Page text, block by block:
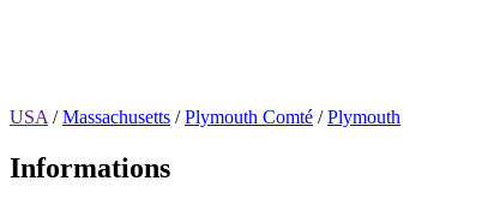
USA /Massachusetts /Plymouth Comté /Plymouth
Informations